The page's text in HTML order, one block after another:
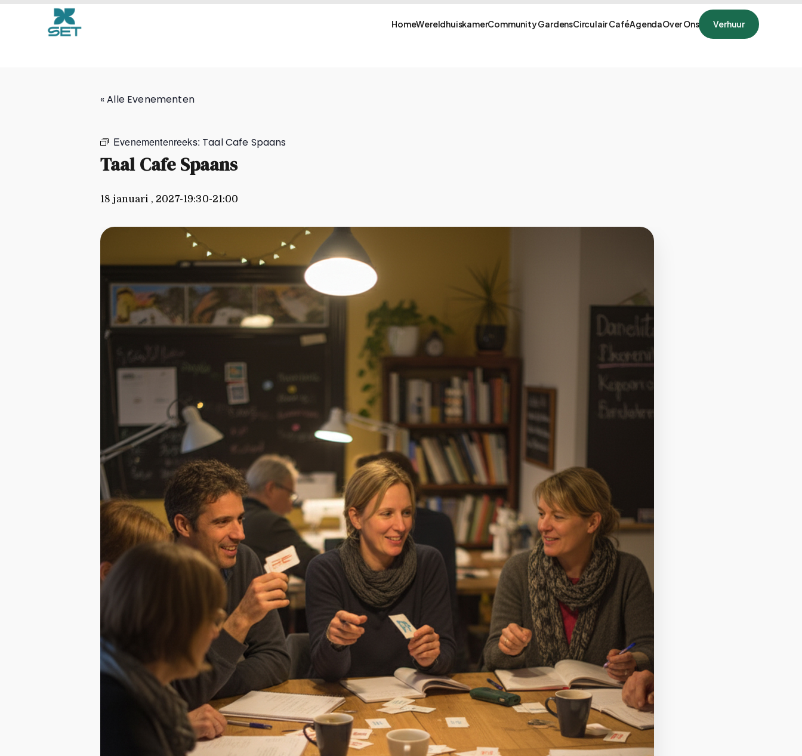
HomeWereldhuiskamerCommunity GardensCirculair CaféAgendaOver Ons Verhuur
Taal Cafe Spaans
« Alle Evenementen
Evenementenreeks: Taal Cafe Spaans
Taal Cafe Spaans
18 januari , 2027-19:30-21:00